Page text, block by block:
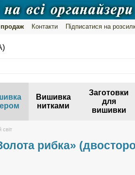
Контакти Підписатися на
Вишивка
нитками
Заготовки
для
вишивки
світ
рибка»